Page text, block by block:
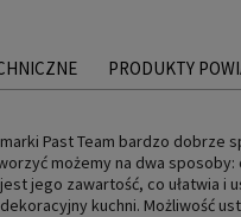
PRODUKTY
Past Team bardzo
możemy na dwa sposoby:
jego zawartość, co ułatwia i
kuchni. Możliwość